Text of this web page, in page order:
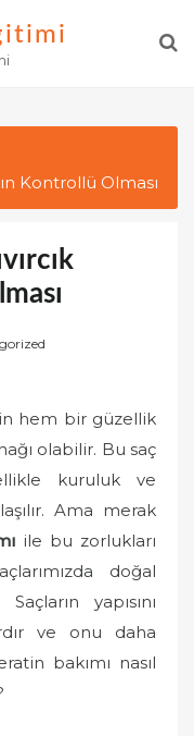
Kontrollü Olması
hem bir güzellik
olabilir. Bu saç
kuruluk ve
Ama merak
ile bu zorlukları
doğal
yapısını
ve onu daha
bakımı nasıl